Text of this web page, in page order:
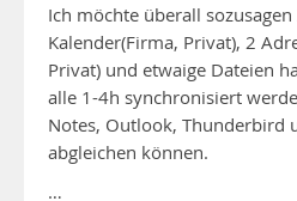
Ich möchte überall
Kalender(Firma, Privat), 2
Privat) und etwaige Dateien
alle 1-4h synchronisiert
Notes, Outlook, Thunderbird
abgleichen können.
…